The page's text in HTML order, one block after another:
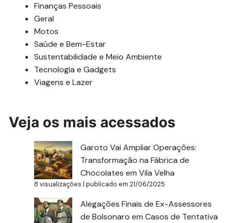
Finanças Pessoais
Geral
Motos
Saúde e Bem-Estar
Sustentabilidade e Meio Ambiente
Tecnologia e Gadgets
Viagens e Lazer
Veja os mais acessados
Garoto Vai Ampliar Operações:
Transformação na Fábrica de
Chocolates em Vila Velha
8 visualizações |publicado em 21/06/2025
Alegações Finais de Ex-Assessores
de Bolsonaro em Casos de Tentativa